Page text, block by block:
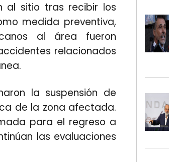
al sitio tras recibir los
medida preventiva,
al área fueron
relacionados
la suspensión de
de la zona afectada.
para el regreso a
las evaluaciones